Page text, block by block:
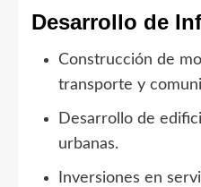
Desarrollo de
Construcción de
transporte y
Desarrollo de
urbanas.
Inversiones en